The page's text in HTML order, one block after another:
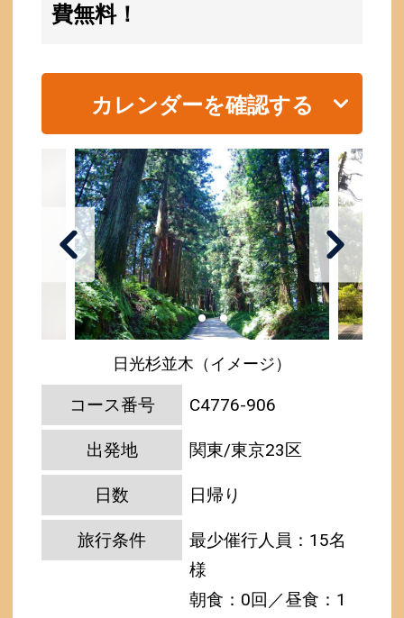
費無料！
カレンダーを確認する
日光杉並木（イメージ）
コース番号 C4776-906
出発地 関東/東京23区
日数 日帰り
旅行条件
最少催行人員：15名
様
朝食：0回／昼食：1